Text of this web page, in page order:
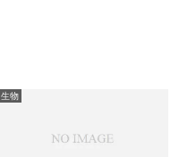
生物